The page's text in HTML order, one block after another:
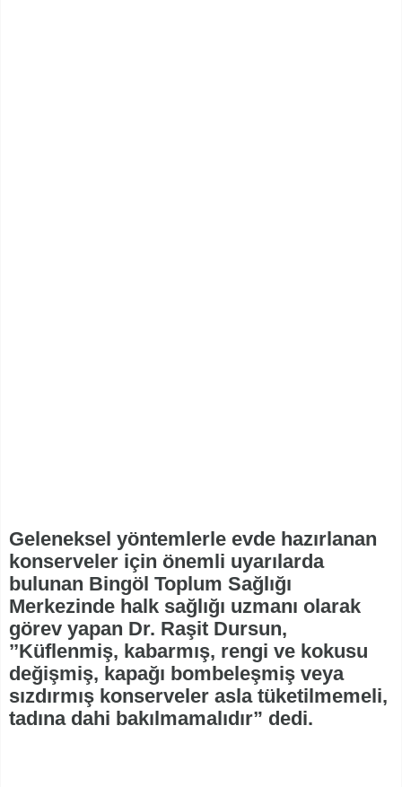
Geleneksel yöntemlerle evde hazırlanan
konserveler için önemli uyarılarda
bulunan Bingöl Toplum Sağlığı
Merkezinde halk sağlığı uzmanı olarak
görev yapan Dr. Raşit Dursun,
’’Küflenmiş, kabarmış, rengi ve kokusu
değişmiş, kapağı bombeleşmiş veya
sızdırmış konserveler asla tüketilmemeli,
tadına dahi bakılmamalıdır” dedi.